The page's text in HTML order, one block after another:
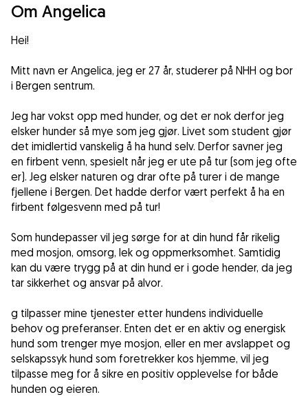
Om Angelica
Hei!
Mitt navn er Angelica, jeg er 27 år, studerer på NHH og bor
i Bergen sentrum.
Jeg har vokst opp med hunder, og det er nok derfor jeg
elsker hunder så mye som jeg gjør. Livet som student gjør
det imidlertid vanskelig å ha hund selv. Derfor savner jeg
en firbent venn, spesielt når jeg er ute på tur (som jeg ofte
er). Jeg elsker naturen og drar ofte på turer i de mange
fjellene i Bergen. Det hadde derfor vært perfekt å ha en
firbent følgesvenn med på tur!
Som hundepasser vil jeg sørge for at din hund får rikelig
med mosjon, omsorg, lek og oppmerksomhet. Samtidig
kan du være trygg på at din hund er i gode hender, da jeg
tar sikkerhet og ansvar på alvor.
g tilpasser mine tjenester etter hundens individuelle
behov og preferanser. Enten det er en aktiv og energisk
hund som trenger mye mosjon, eller en mer avslappet og
selskapssyk hund som foretrekker kos hjemme, vil jeg
tilpasse meg for å sikre en positiv opplevelse for både
hunden og eieren.